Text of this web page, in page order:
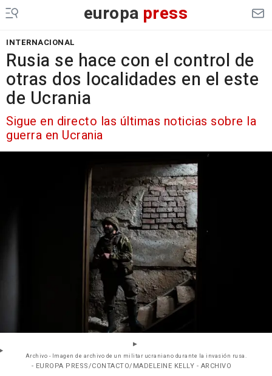
europa press
INTERNACIONAL
Rusia se hace con el control de
otras dos localidades en el este
de Ucrania
Sigue en directo las últimas noticias sobre la
guerra en Ucrania
Archivo - Imagen de archivo de un militar ucraniano durante la invasión rusa.
- EUROPA PRESS/CONTACTO/MADELEINE KELLY - ARCHIVO